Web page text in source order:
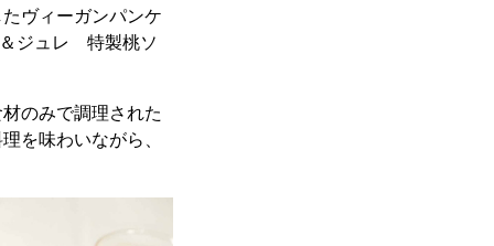
ヴィーガンパンケ
＆ジュレ 特製桃ソ
のみで調理された
を味わいながら、